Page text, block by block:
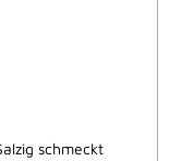
schmeckt